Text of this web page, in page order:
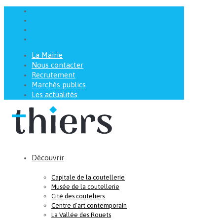
La Mairie
Nous contacter
Recrutement
Marchés publics
Les actualités
Découvrir
Capitale de la coutellerie
Musée de la coutellerie
Cité des couteliers
Centre d’art contemporain
La Vallée des Rouets